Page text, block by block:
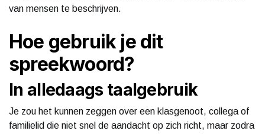
van mensen te beschrijven.
Hoe gebruik je dit
spreekwoord?
In alledaags taalgebruik
Je zou het kunnen zeggen over een klasgenoot, collega of
familielid die niet snel de aandacht op zich richt, maar zodra